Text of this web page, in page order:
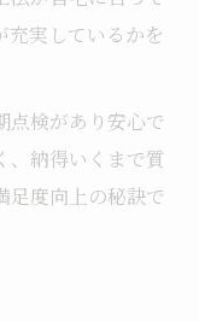
充実しているかを
点検があり安心で
、納得いくまで質
足度向上の秘訣で